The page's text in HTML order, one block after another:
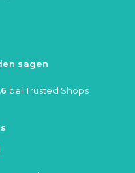
sagen
beiTrusted Shops